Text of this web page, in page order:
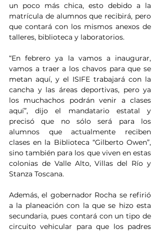
un poco más chica, esto debido a la
matrícula de alumnos que recibirá, pero
que contará con los mismos anexos de
talleres, biblioteca y laboratorios.
“En febrero ya la vamos a inaugurar,
vamos a traer a los chavos para que se
metan aquí, y el ISIFE trabajará con la
cancha y las áreas deportivas, pero ya
los muchachos podrán venir a clases
aquí”, dijo el mandatario estatal y
precisó que no sólo será para los
alumnos que actualmente reciben
clases en la Biblioteca “Gilberto Owen”,
sino también para los que viven en estas
colonias de Valle Alto, Villas del Río y
Stanza Toscana.
Además, el gobernador Rocha se refirió
a la planeación con la que se hizo esta
secundaria, pues contará con un tipo de
circuito vehicular para que los padres